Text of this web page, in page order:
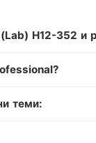
H12-352 и
теми: